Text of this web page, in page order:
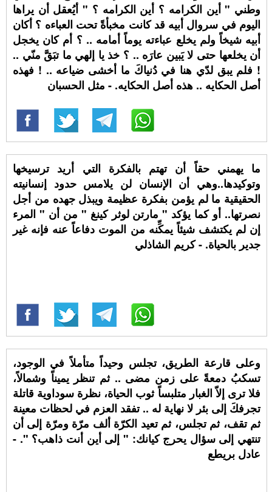
وطني " أين الكرامه ؟ أين الكرامه ؟ " أيُعقل أن يراها
اليوم في سروال أبيه قد كانت مخبأةً تحت العباءه ؟ أكان
أبيه شيخاً ولم يخلع عباءته يوماً أمامه .. ؟ أم كان يخجل
أن يخلعها حتى لا يَبين عارَه .. ؟ خذ يا إلهي ما تبَقَّ منّي ..
! فلم يبق لدّي هنا في دُنياكَ ما أخشى ضياعه .. ! فهذه
أصل الحكايه .. هذه أصل الحكايه. - مثل الحسبان
ما يهمني حقاً أن تهتم بالفكرة التي أريد ترسيخها
وتوكيدها..وهي أن الإنسان لن يلامس حدود إنسانيته
الحقيقية ما لم يؤمن بفكرة عظيمة ويبذل جهده من أجل
نصرتها.. أو كما يؤكد " مارتن لوثر كينغ " من أن " المرء
إن لم يكتشف شيئاً يمكِّنه من الموت دفاعاً عنه فإنه غير
جدير بالحياة. - كريم الشاذلي
وعلى قارعة الطريق، تجلس وحيداً متأملاً في الوجود،
تسكبُ دمعةً على زمن مضى .. ثم تنظر يميناً وشمالاً،
فلا ترى إلاّ الغبار متلبساً ثوب الحياة، نظرة سوداوية قاتلة
تجرفكَ إلى بئر لا نهاية له .. تفقد العزم في لحظات معينة
ثم تقف، ثم تجلس، ثم تعيد الكرّة ألف مرّة ومرّة إلى أن
تنتهي إلى سؤال يحرج كيانك: " إلى أين أنت ذاهب؟ ". -
عادل بريطع